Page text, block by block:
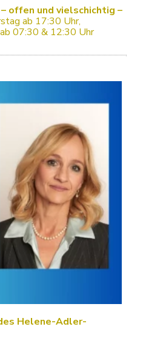
offen und vielschichtig –
ab 17:30 Uhr,
07:30 & 12:30 Uhr
Helene-Adler-